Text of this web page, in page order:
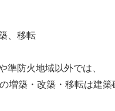
、移転
準防火地域以外では、
増築・改築・移転は建築